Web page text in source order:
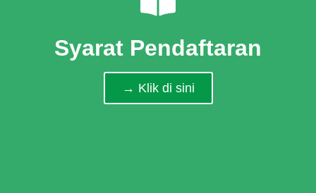
Syarat Pendaftaran
→ Klik di sini